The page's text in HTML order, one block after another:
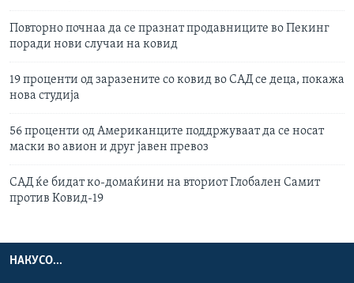
Повторно почнаа да се празнат продавниците во Пекинг
поради нови случаи на ковид
19 проценти од заразените со ковид во САД се деца, покажа
нова студија
56 проценти од Американците поддржуваат да се носат
маски во авион и друг јавен превоз
САД ќе бидат ко-домаќини на вториот Глобален Самит
против Ковид-19
НАКУСО...